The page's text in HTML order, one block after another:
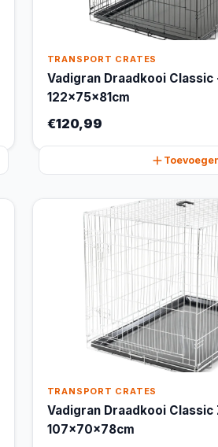
TRANSPORT CRATES
Vadigran Draadkooi
122x75x81cm
€120,99
TRANSPORT CRATES
Vadigran Draadkooi Classic
107x70x78cm